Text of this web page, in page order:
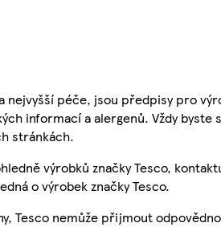
péče, jsou předpisy pro
informací a alergenů. Vždy
stránkách.
výrobků značky Tesco,
o výrobek značky Tesco.
Tesco nemůže přijmout